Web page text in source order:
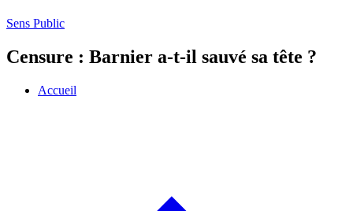
Sens Public
Censure : Barnier a-t-il sauvé sa tête ?
Accueil